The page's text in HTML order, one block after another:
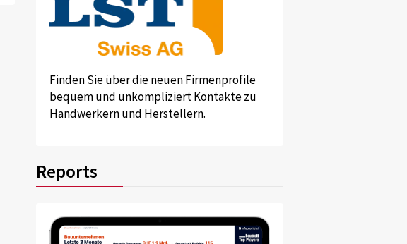
Finden Sie über die neuen Firmenprofile
bequem und unkompliziert Kontakte zu
Handwerkern und Herstellern.
Reports